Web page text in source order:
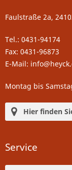
Faulstraße 2a,
Tel.: 0431-94174
Fax: 0431-96873
E-Mail:
Montag bis
Hier finden
Service